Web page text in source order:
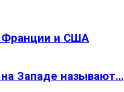
Франции и США
Западе называют…